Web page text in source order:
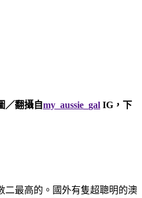
／翻攝自my_aussie_gal IG，下
二最高的。國外有隻超聰明的澳